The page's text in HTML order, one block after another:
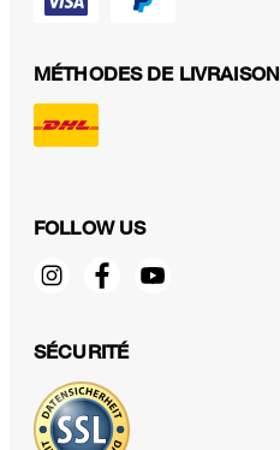
259,00 €
MÉTHODES DE LIVRAISON
FOLLOW US
SÉCURITÉ